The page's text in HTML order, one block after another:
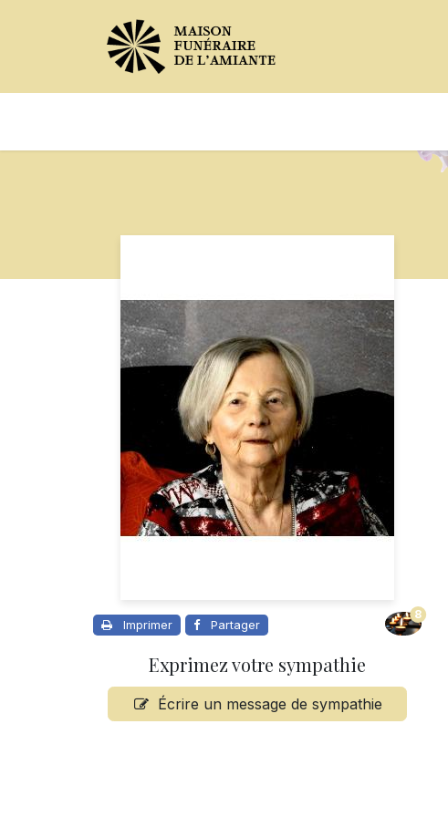
Imprimer Partager
8
Exprimez votre sympathie
Écrire un message de sympathie